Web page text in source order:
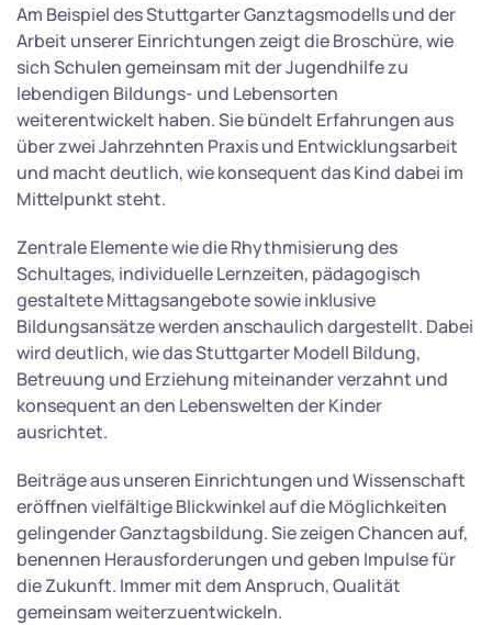
Am Beispiel des Stuttgarter Ganztagsmodells und der
Arbeit unserer Einrichtungen zeigt die Broschüre, wie
sich Schulen gemeinsam mit der Jugendhilfe zu
lebendigen Bildungs- und Lebensorten
weiterentwickelt haben. Sie bündelt Erfahrungen aus
über zwei Jahrzehnten Praxis und Entwicklungsarbeit
und macht deutlich, wie konsequent das Kind dabei im
Mittelpunkt steht.
Zentrale Elemente wie die Rhythmisierung des
Schultages, individuelle Lernzeiten, pädagogisch
gestaltete Mittagsangebote sowie inklusive
Bildungsansätze werden anschaulich dargestellt. Dabei
wird deutlich, wie das Stuttgarter Modell Bildung,
Betreuung und Erziehung miteinander verzahnt und
konsequent an den Lebenswelten der Kinder
ausrichtet.
Beiträge aus unseren Einrichtungen und Wissenschaft
eröffnen vielfältige Blickwinkel auf die Möglichkeiten
gelingender Ganztagsbildung. Sie zeigen Chancen auf,
benennen Herausforderungen und geben Impulse für
die Zukunft. Immer mit dem Anspruch, Qualität
gemeinsam weiterzuentwickeln.